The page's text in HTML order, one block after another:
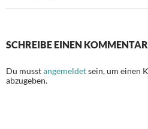
SCHREIBE EINEN KOMMENTAR
Du musstangemeldetsein, um einen
abzugeben.